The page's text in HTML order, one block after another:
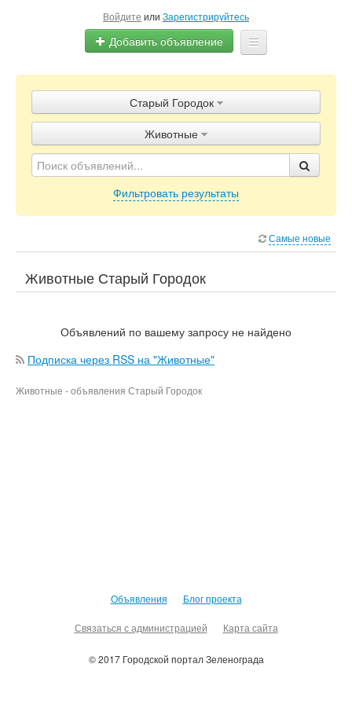
Войдите или Зарегистрируйтесь
Добавить объявление
Объявления
Блог
Старый Городок
Животные
Фильтровать результаты
Самые новые
Животные Старый Городок
Объявлений по вашему запросу не найдено
Подписка через RSS на "Животные"
Животные - объявления Старый Городок
Объявления Блог проекта
Связаться с администрацией Карта сайта
© 2017 Городской портал Зеленограда